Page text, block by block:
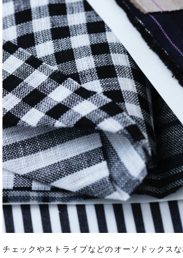
チェックやストライプなどのオーソドックス